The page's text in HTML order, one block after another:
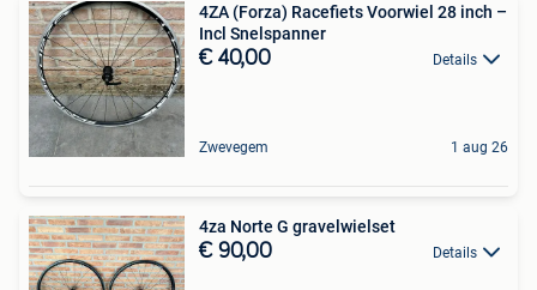
4ZA (Forza) Racefiets Voorwiel 28 inch –
Incl Snelspanner
€ 40,00 Details
Zwevegem 1 aug 26
4za Norte G gravelwielset
€ 90,00 Details